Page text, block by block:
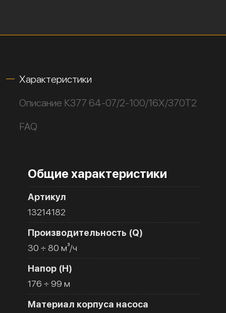
Характеристики
Описание К377 64-07/2-100/16Х/370Т2
FAQ
Общие характеристики
Артикул
13214182
Производительность (Q)
30 ÷ 80 м³/ч
Напор (H)
176 ÷ 99 м
Материал корпуса насоса